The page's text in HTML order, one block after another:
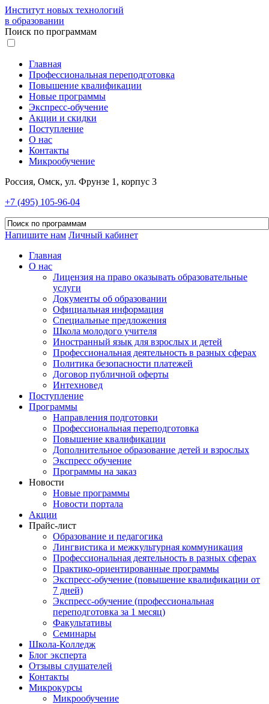
Институт новых технологий
в образовании
Поиск по программам
Главная
Профессиональная переподготовка
Повышение квалификации
Новые программы
Экспресс-обучение
Акции и скидки
Поступление
О нас
Контакты
Микрообучение
Россия, Омск, ул. Фрунзе 1, корпус 3
+7 (495) 105-96-04
Напишите нам Личный кабинет
Главная
О нас
Лицензия на право оказывать образовательные
услуги
Документы об образовании
Официальная информация
Специальные предложения
Школа молодого учителя
Иностранный язык для взрослых и детей
Профессиональная деятельность в разных сферах
Политика безопасности платежей
Договор публичной оферты
Интехновед
Поступление
Программы
Направления подготовки
Профессиональная переподготовка
Повышение квалификации
Дополнительное образование детей и взрослых
Экспресс обучение
Программы на заказ
Новости
Новые программы
Новости портала
Акции
Прайс-лист
Образование и педагогика
Лингвистика и межкультурная коммуникация
Профессиональная деятельность в разных сферах
Практико-ориентированные программы
Экспресс-обучение (повышение квалификации от
7 дней)
Экспресс-обучение (профессиональная
переподготовка за 1 месяц)
Факультативы
Семинары
Школа-Колледж
Блог эксперта
Отзывы слушателей
Контакты
Микрокурсы
Микрообучение